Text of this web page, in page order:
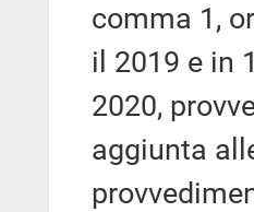
comma 1,
il 2019 e in
2020,
aggiunta